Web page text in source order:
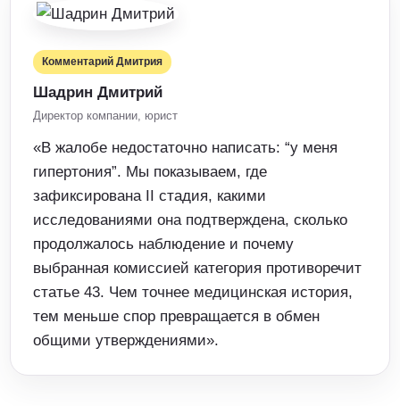
Комментарий Дмитрия
Шадрин Дмитрий
Директор компании, юрист
«В жалобе недостаточно написать: “у меня
гипертония”. Мы показываем, где
зафиксирована II стадия, какими
исследованиями она подтверждена, сколько
продолжалось наблюдение и почему
выбранная комиссией категория противоречит
статье 43. Чем точнее медицинская история,
тем меньше спор превращается в обмен
общими утверждениями».